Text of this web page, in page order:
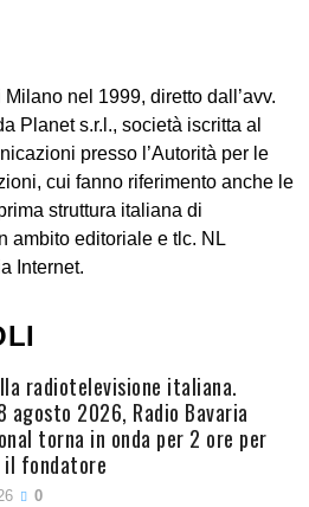
nel 1999, diretto dall’avv.
Planet s.r.l., società iscritta al
presso l’Autorità per le
cui fanno riferimento anche le
struttura italiana di
ambito editoriale e tlc. NL
Internet.
radiotelevisione italiana.
agosto 2026, Radio Bavaria
torna in onda per 2 ore per
fondatore
0